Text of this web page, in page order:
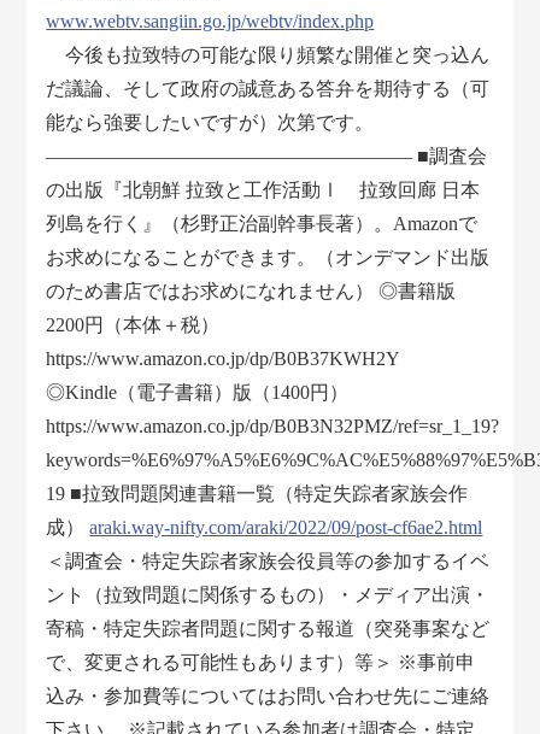
www.webtv.sangiin.go.jp/webtv/index.php
今後も拉致特の可能な限り頻繁な開催と突っ込ん
だ議論、そして政府の誠意ある答弁を期待する（可
能なら強要したいですが）次第です。
――――――――――――――――――― ■調査会
の出版『北朝鮮 拉致と工作活動Ⅰ 拉致回廊 日本
列島を行く』（杉野正治副幹事長著）。Amazonで
お求めになることができます。（オンデマンド出版
のため書店ではお求めになれません） ◎書籍版
2200円（本体＋税）
https://www.amazon.co.jp/dp/B0B37KWH2Y
◎Kindle（電子書籍）版（1400円）
https://www.amazon.co.jp/dp/B0B3N32PMZ/ref=sr_1_19?
19 ■拉致問題関連書籍一覧（特定失踪者家族会作
成）araki.way-nifty.com/araki/2022/09/post-cf6ae2.html
＜調査会・特定失踪者家族会役員等の参加するイベ
ント（拉致問題に関係するもの）・メディア出演・
寄稿・特定失踪者問題に関する報道（突発事案など
で、変更される可能性もあります）等＞ ※事前申
込み・参加費等についてはお問い合わせ先にご連絡